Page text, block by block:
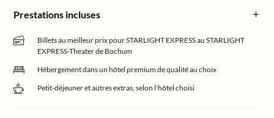
Prestations incluses
Billets au meilleur prix pour STARLIGHT EXPRESS au STARLIGHT
EXPRESS-Theater de Bochum
Hébergement dans un hôtel premium de qualité au choix
Petit-déjeuner et autres extras, selon l'hôtel choisi